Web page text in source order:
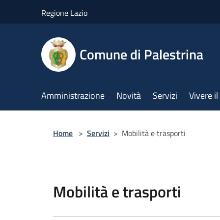
Regione Lazio
Comune di Palestrina
Amministrazione Novità Servizi Vivere
Home > Servizi > Mobilità e trasporti
Mobilità e trasporti